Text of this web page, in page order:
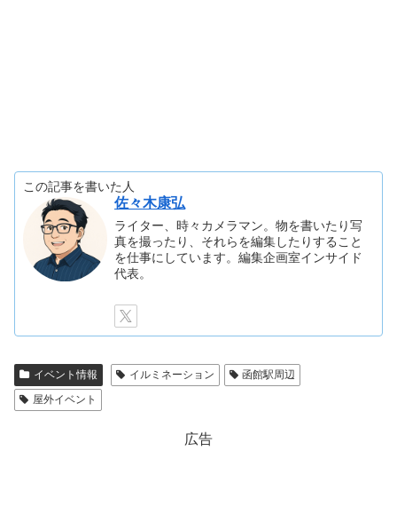
この記事を書いた人
佐々木康弘
ライター、時々カメラマン。物を書いたり写
真を撮ったり、それらを編集したりすること
を仕事にしています。編集企画室インサイド
代表。
イベント情報 イルミネーション
函館駅周辺
屋外イベント
広告